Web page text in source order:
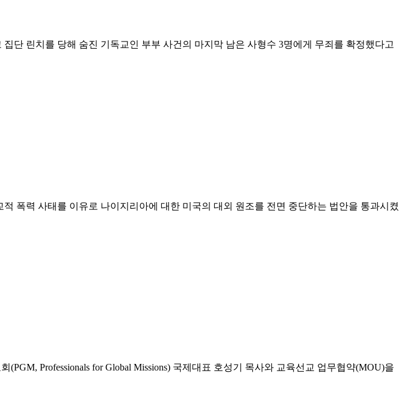
단 린치를 당해 숨진 기독교인 부부 사건의 마지막 남은 사형수 3명에게 무죄를 확정했다고
폭력 사태를 이유로 나이지리아에 대한 미국의 대외 원조를 전면 중단하는 법안을 통과시켰
Professionals for Global Missions) 국제대표 호성기 목사와 교육선교 업무협약(MOU)을